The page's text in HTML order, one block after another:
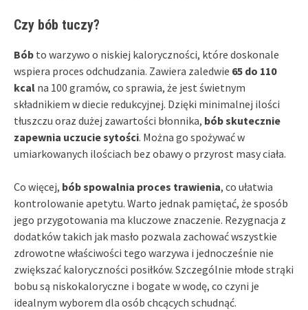
Czy bób tuczy?
Bób to warzywo o niskiej kaloryczności, które doskonale
wspiera proces odchudzania. Zawiera zaledwie 65 do 110
kcal na 100 gramów, co sprawia, że jest świetnym
składnikiem w diecie redukcyjnej. Dzięki minimalnej ilości
tłuszczu oraz dużej zawartości błonnika, bób skutecznie
zapewnia uczucie sytości. Można go spożywać w
umiarkowanych ilościach bez obawy o przyrost masy ciała.
Co więcej, bób spowalnia proces trawienia, co ułatwia
kontrolowanie apetytu. Warto jednak pamiętać, że sposób
jego przygotowania ma kluczowe znaczenie. Rezygnacja z
dodatków takich jak masło pozwala zachować wszystkie
zdrowotne właściwości tego warzywa i jednocześnie nie
zwiększać kaloryczności posiłków. Szczególnie młode strąki
bobu są niskokaloryczne i bogate w wodę, co czyni je
idealnym wyborem dla osób chcących schudnąć.